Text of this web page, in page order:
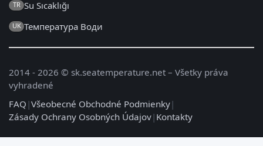
TR Su Sıcaklığı
UK Температура Води
2014 - 2026 © sk.seatemperature.net – Všetky práva
vyhradené
FAQ |Všeobecné Obchodné Podmienky|
Zásady Ochrany Osobných Údajov| Kontakty